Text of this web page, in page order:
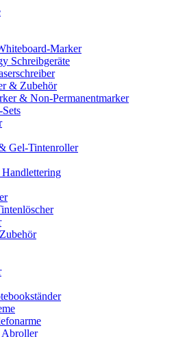
Marker
Schreibgeräte
& Zubehör
& Non-Permanentmarker
Gel-Tintenroller